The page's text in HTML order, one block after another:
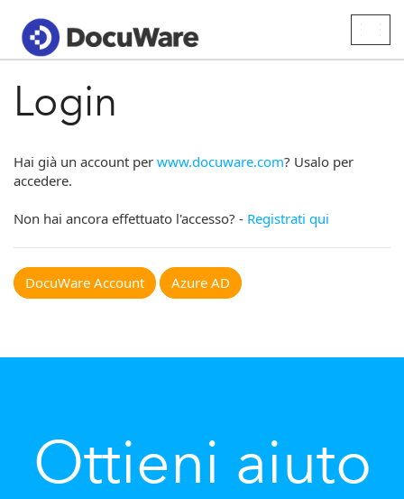
Login
Hai già un account per www.docuware.com? Usalo per
accedere.
Non hai ancora effettuato l'accesso? - Registrati qui
DocuWare Account Azure AD
Ottieni aiuto